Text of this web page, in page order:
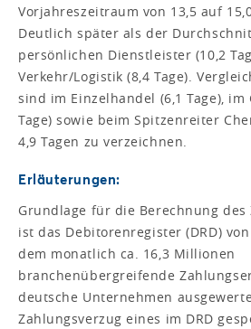
Vorjahreszeitraum von 13,5 auf
Deutlich später als der
persönlichen Dienstleister (10,2
Verkehr/Logistik (8,4 Tage).
sind im Einzelhandel (6,1 Tage), im
Tage) sowie beim Spitzenreiter
4,9 Tagen zu verzeichnen.
Erläuterungen:
Grundlage für die Berechnung des
ist das Debitorenregister (DRD)
dem monatlich ca. 16,3 Millionen
branchenübergreifende
deutsche Unternehmen
Zahlungsverzug eines im DRD